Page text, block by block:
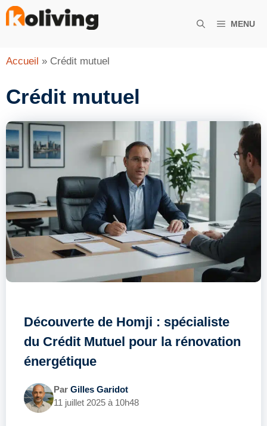
Aller
MENU
Accueil » Crédit mutuel
Crédit mutuel
Découverte de Homji : spécialiste
du Crédit Mutuel pour la rénovation
énergétique
Par Gilles Garidot
11 juillet 2025 à 10h48